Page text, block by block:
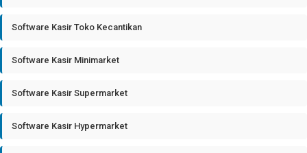
Software Kasir Toko Kecantikan
Software Kasir Minimarket
Software Kasir Supermarket
Software Kasir Hypermarket